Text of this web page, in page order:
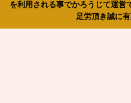
を利用される事でかろうじて運営
足労頂き誠に